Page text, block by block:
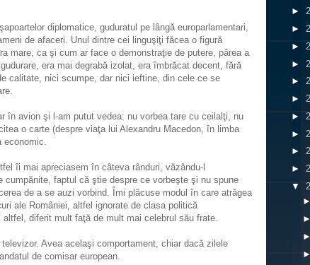
diplomatice, guduratul pe lângă europarlamentari,
de afaceri. Unul dintre cei linguşiţi făcea o figură
mare, ca şi cum ar face o demonstraţie de putere, părea a
era mai degrabă izolat, era îmbrăcat decent, fără
calitate, nici scumpe, dar nici ieftine, din cele ce se
în avion şi l-am putut vedea: nu vorbea tare cu ceilalţi, nu
o carte (despre viaţa lui Alexandru Macedon, în limba
economic.
îi mai apreciasem în câteva rânduri, văzându-l
cumpănite, faptul că ştie despre ce vorbeşte şi nu spune
de a se auzi vorbind. Îmi plăcuse modul în care atrăgea
ale României, altfel ignorate de clasa politică
altfel, diferit mult faţă de mult mai celebrul său frate.
Avea acelaşi comportament, chiar dacă zilele
de comisar european.
►
►
►
►
►
►
►
►
►
►
▼